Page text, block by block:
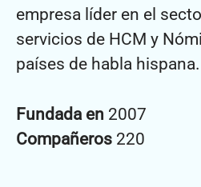
empresa líder en el
servicios de HCM y
países de habla hispana.
Fundada en 2007
Compañeros 220